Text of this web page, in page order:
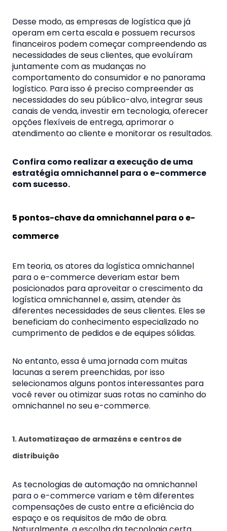
Desse modo, as empresas de logística que já
operam em certa escala e possuem recursos
financeiros podem começar compreendendo as
necessidades de seus clientes, que evoluíram
juntamente com as mudanças no
comportamento do consumidor e no panorama
logístico. Para isso é preciso compreender as
necessidades do seu público-alvo, integrar seus
canais de venda, investir em tecnologia, oferecer
opções flexíveis de entrega, aprimorar o
atendimento ao cliente e monitorar os resultados.
Confira como realizar a execução de uma
estratégia omnichannel para o e-commerce
com sucesso.
5 pontos-chave da omnichannel para o e-
commerce
Em teoria, os atores da logística omnichannel
para o e-commerce deveriam estar bem
posicionados para aproveitar o crescimento da
logística omnichannel e, assim, atender às
diferentes necessidades de seus clientes. Eles se
beneficiam do conhecimento especializado no
cumprimento de pedidos e de equipes sólidas.
No entanto, essa é uma jornada com muitas
lacunas a serem preenchidas, por isso
selecionamos alguns pontos interessantes para
você rever ou otimizar suas rotas no caminho do
omnichannel no seu e-commerce.
1. Automatizaçao de armazéns e centros de
distribuição
As tecnologias de automação na omnichannel
para o e-commerce variam e têm diferentes
compensações de custo entre a eficiência do
espaço e os requisitos de mão de obra.